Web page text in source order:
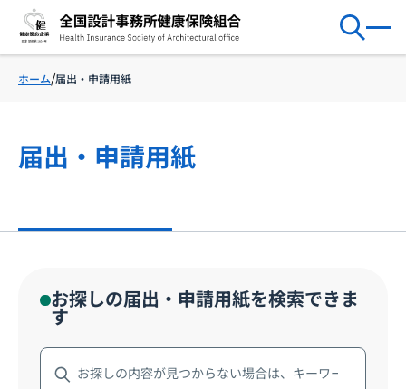
ホーム 届出・申請用紙
届出・申請用紙
お探しの届出・申請用紙を検索できま
す